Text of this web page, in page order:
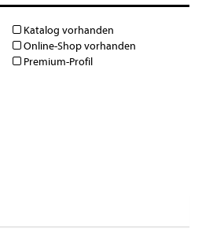
Katalog vorhanden
Online-Shop vorhanden
Premium-Profil